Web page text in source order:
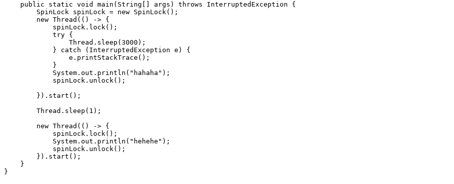
    public static void main(String[] args) throws InterruptedException {
        SpinLock spinLock = new SpinLock();
        new Thread(() -> {
            spinLock.lock();
            try {
                Thread.sleep(3000);
            } catch (InterruptedException e) {
                e.printStackTrace();
            }
            System.out.println("hahaha");
            spinLock.unlock();
        }).start();
        Thread.sleep(1);
        new Thread(() -> {
            spinLock.lock();
            System.out.println("hehehe");
            spinLock.unlock();
        }).start();
    }